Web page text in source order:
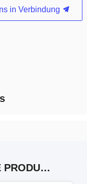
in Verbindung
VERWANDTE PRODUKTE